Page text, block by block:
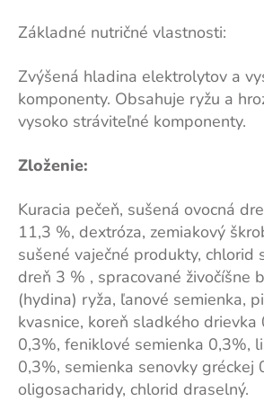
Základné nutričné vlastnosti:
Zvýšená hladina elektrolytov a
komponenty. Obsahuje ryžu a
vysoko stráviteľné komponenty.
Zloženie:
Kuracia pečeň, sušená ovocná
11,3 %, dextróza, zemiakový
sušené vaječné produkty, chlorid
dreň 3 % , spracované živočíšne
(hydina) ryža, ľanové semienka,
kvasnice, koreň sladkého drievka
0,3%, feniklové semienka 0,3%,
0,3%, semienka senovky gréckej
oligosacharidy, chlorid draselný.